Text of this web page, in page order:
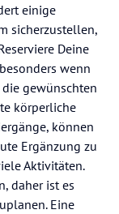
einige
sicherzustellen,
Deine
wenn
gewünschten
körperliche
können
Ergänzung zu
Aktivitäten.
daher ist es
Eine